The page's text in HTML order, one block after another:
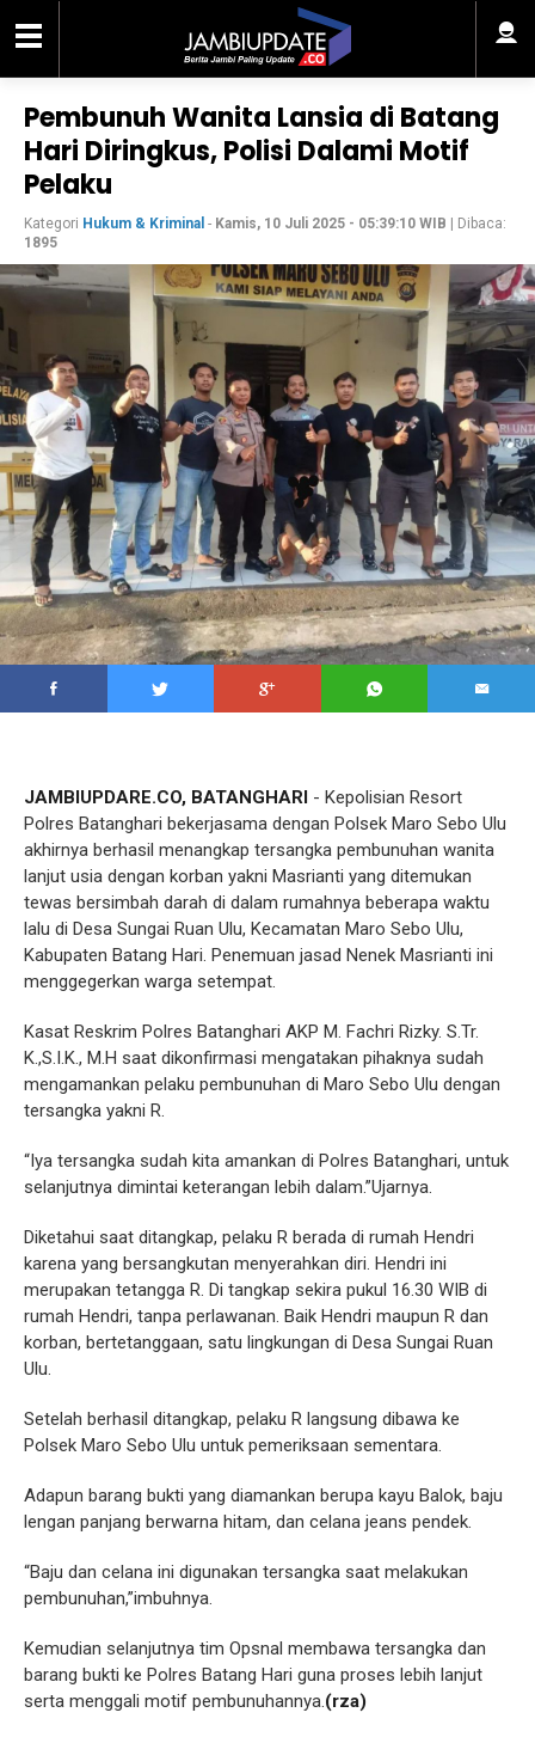
Pembunuh Wanita Lansia di Batang
Hari Diringkus, Polisi Dalami Motif
Pelaku
Kategori Hukum & Kriminal - Kamis, 10 Juli 2025 - 05:39:10 WIB | Dibaca:
1895
JAMBIUPDARE.CO, BATANGHARI - Kepolisian Resort
Polres Batanghari bekerjasama dengan Polsek Maro Sebo Ulu
akhirnya berhasil menangkap tersangka pembunuhan wanita
lanjut usia dengan korban yakni Masrianti yang ditemukan
tewas bersimbah darah di dalam rumahnya beberapa waktu
lalu di Desa ‌Sungai Ruan Ulu, Kecamatan Maro Sebo Ulu,
Kabupaten Batang Hari. Penemuan jasad Nenek Masrianti ini
menggegerkan warga setempat.
Kasat Reskrim Polres Batanghari AKP M. Fachri Rizky. S.Tr.
K.,S.I.K., M.H saat dikonfirmasi mengatakan pihaknya sudah
mengamankan pelaku pembunuhan di Maro Sebo Ulu dengan
tersangka yakni R.
“Iya tersangka sudah kita amankan di Polres Batanghari, untuk
selanjutnya dimintai keterangan lebih dalam.”Ujarnya.
Diketahui saat ditangkap, pelaku R berada di rumah Hendri
karena yang bersangkutan menyerahkan diri. Hendri ini
merupakan tetangga R. Di tangkap sekira pukul 16.30 WIB di
rumah Hendri, tanpa perlawanan. Baik Hendri maupun R dan
korban, bertetanggaan, satu lingkungan di Desa Sungai Ruan
Ulu.
Setelah berhasil ditangkap, pelaku R langsung dibawa ke
Polsek Maro Sebo Ulu untuk pemeriksaan sementara.
Adapun barang bukti yang diamankan berupa kayu Balok, baju
lengan panjang berwarna hitam, dan celana jeans pendek.
“Baju dan celana ini digunakan tersangka saat melakukan
pembunuhan,”imbuhnya.
Kemudian selanjutnya tim Opsnal membawa tersangka dan
barang bukti ke Polres Batang Hari guna proses lebih lanjut
serta menggali motif pembunuhannya.(rza)